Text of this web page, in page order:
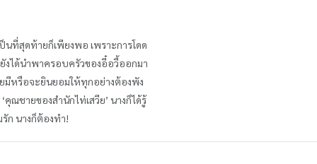
ที่สุดท้ายก็เพียงพอ เพราะการโดด
ยังได้นำพาครอบครัวของอี๋อวี้ออกมา
มีหรือจะยินยอมให้ทุกอย่างต้องพัง
ณชายของสำนักไท่เสวีย’ นางก็ได้รู้
ก นางก็ต้องทำ!